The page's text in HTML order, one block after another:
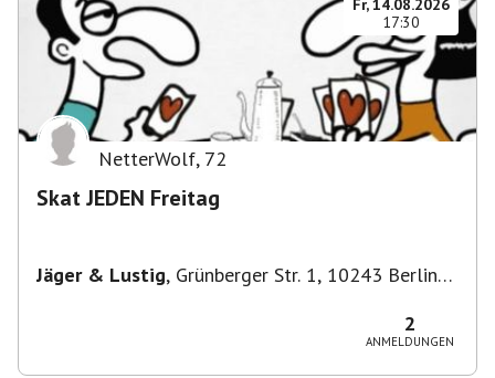
Fr, 14.08.2026
17:30
NetterWolf, 72
Skat JEDEN Freitag
Jäger & Lustig, Grünberger Str. 1, 10243 Berlin-
2
ANMELDUNGEN